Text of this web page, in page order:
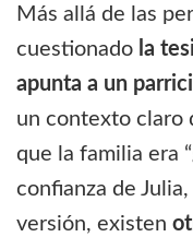
Más allá de las
cuestionado la
apunta a un
un contexto claro
que la familia era
confianza de
versión, existen